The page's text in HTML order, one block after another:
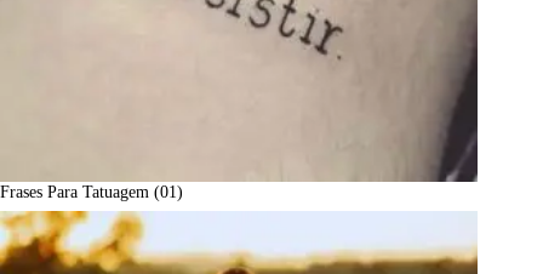
Frases Para Tatuagem (01)